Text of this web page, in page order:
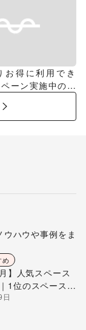
お得に利用でき
ーン実施中のス
ハウや事例をま
め
】人気スペース
1位のスペースを